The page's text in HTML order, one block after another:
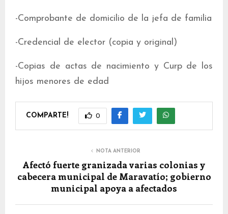
-Comprobante de domicilio de la jefa de familia
-Credencial de elector (copia y original)
-Copias de actas de nacimiento y Curp de los
hijos menores de edad
COMPARTE! 0
NOTA ANTERIOR
Afectó fuerte granizada varias colonias y
cabecera municipal de Maravatío; gobierno
municipal apoya a afectados